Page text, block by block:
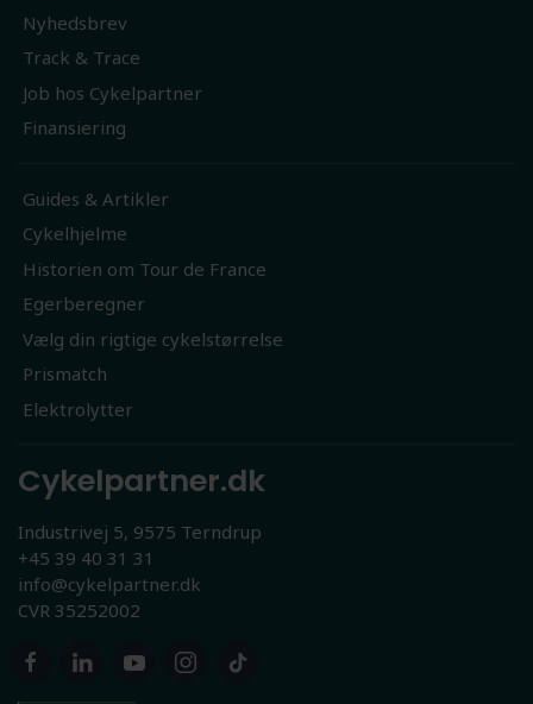
Nyhedsbrev
Track & Trace
Job hos Cykelpartner
Finansiering
Guides & Artikler
Cykelhjelme
Historien om Tour de France
Egerberegner
Vælg din rigtige cykelstørrelse
Prismatch
Elektrolytter
Cykelpartner.dk
Industrivej 5, 9575 Terndrup
+45 39 40 31 31
info@cykelpartner.dk
CVR 35252002